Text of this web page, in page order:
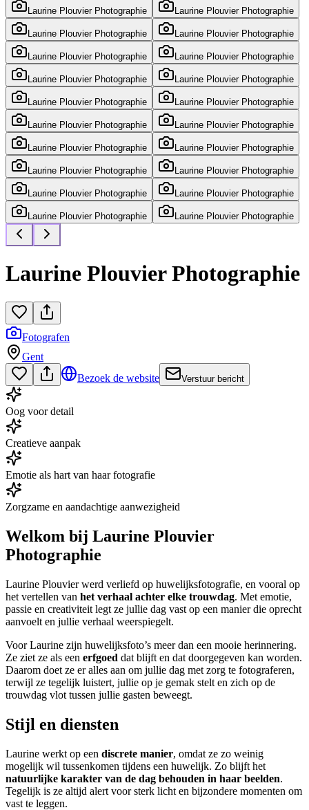
Laurine Plouvier Photographie Laurine Plouvier Photographie
Laurine Plouvier Photographie Laurine Plouvier Photographie
Laurine Plouvier Photographie Laurine Plouvier Photographie
Laurine Plouvier Photographie Laurine Plouvier Photographie
Laurine Plouvier Photographie Laurine Plouvier Photographie
Laurine Plouvier Photographie Laurine Plouvier Photographie
Laurine Plouvier Photographie Laurine Plouvier Photographie
Laurine Plouvier Photographie Laurine Plouvier Photographie
Laurine Plouvier Photographie Laurine Plouvier Photographie
Laurine Plouvier Photographie Laurine Plouvier Photographie
Laurine Plouvier Photographie
Fotografen
Gent
Bezoek de website
Verstuur bericht
Oog voor detail
Creatieve aanpak
Emotie als hart van haar fotografie
Zorgzame en aandachtige aanwezigheid
Welkom bij Laurine Plouvier
Photographie
Laurine Plouvier werd verliefd op huwelijksfotografie, en vooral op
het vertellen van het verhaal achter elke trouwdag. Met emotie,
passie en creativiteit legt ze jullie dag vast op een manier die oprecht
aanvoelt en jullie verhaal weerspiegelt.
Voor Laurine zijn huwelijksfoto’s meer dan een mooie herinnering.
Ze ziet ze als een erfgoed dat blijft en dat doorgegeven kan worden.
Daarom doet ze er alles aan om jullie dag met zorg te fotograferen,
terwijl ze tegelijk luistert, jullie op je gemak stelt en zich op de
trouwdag vlot tussen jullie gasten beweegt.
Stijl en diensten
Laurine werkt op een discrete manier, omdat ze zo weinig
mogelijk wil tussenkomen tijdens een huwelijk. Zo blijft het
natuurlijke karakter van de dag behouden in haar beelden.
Tegelijk is ze altijd alert voor sterk licht en bijzondere momenten om
vast te leggen.